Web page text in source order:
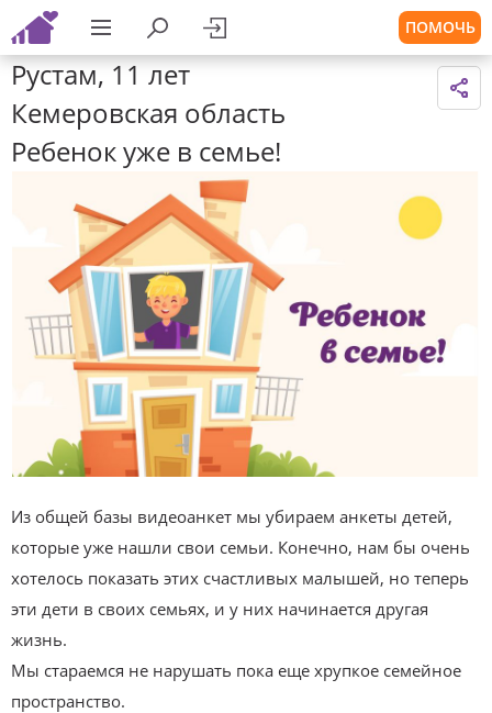
ПОМОЧЬ
Рустам, 11 лет
Кемеровская область
Ребенок уже в семье!
Из общей базы видеоанкет мы убираем анкеты детей,
которые уже нашли свои семьи. Конечно, нам бы очень
хотелось показать этих счастливых малышей, но теперь
эти дети в своих семьях, и у них начинается другая
жизнь.
Мы стараемся не нарушать пока еще хрупкое семейное
пространство.